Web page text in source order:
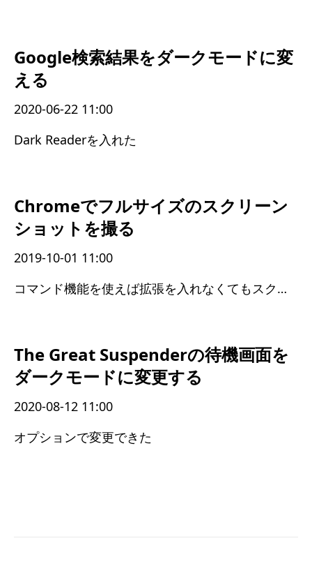
Google検索結果をダークモードに変
える
2020-06-22 11:00
Dark Readerを入れた
Chromeでフルサイズのスクリーン
ショットを撮る
2019-10-01 11:00
コマンド機能を使えば拡張を入れなくてもスクリーンショットが撮れる
The Great Suspenderの待機画面を
ダークモードに変更する
2020-08-12 11:00
オプションで変更できた